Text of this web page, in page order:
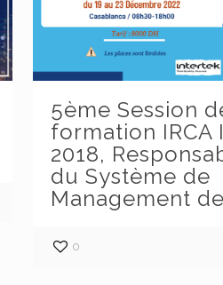
5ème Session
formation IRCA
2018,
du Système de
Management
0